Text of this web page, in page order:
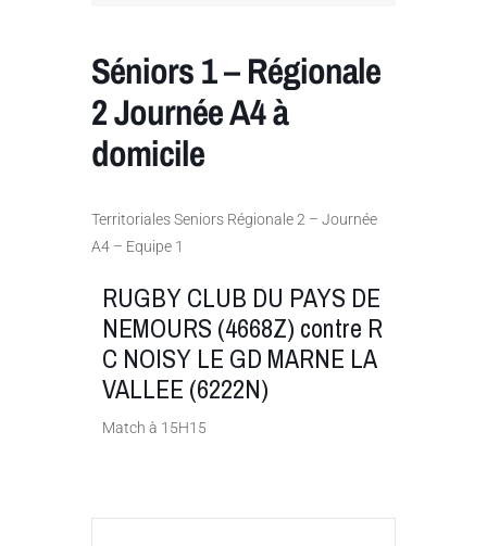
Séniors 1 – Régionale
2 Journée A4 à
domicile
Territoriales Seniors Régionale 2 – Journée
A4 – Equipe 1
RUGBY CLUB DU PAYS DE
NEMOURS (4668Z) contre R
C NOISY LE GD MARNE LA
VALLEE (6222N)
Match à 15H15